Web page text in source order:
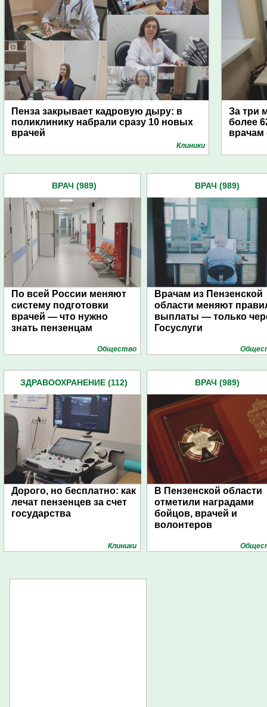
Пенза закрывает кадровую дыру: в
поликлинику набрали сразу 10 новых
врачей
Клиники
За три
более
врачам
ВРАЧ (989)
По всей России меняют
систему подготовки
врачей — что нужно
знать пензенцам
Общество
ВРАЧ (989)
Врачам из Пензенской
области меняют
выплаты — только
Госуслуги
ЗДРАВООХРАНЕНИЕ (112)
Дорого, но бесплатно: как
лечат пензенцев за счет
государства
Клиники
ВРАЧ (989)
В Пензенской области
отметили наградами
бойцов, врачей и
волонтеров